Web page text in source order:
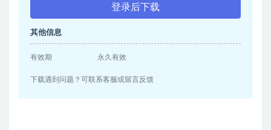
登录后下载
其他信息
有效期 永久有效
下载遇到问题？可联系客服或留言反馈